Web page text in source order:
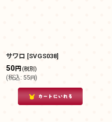
サワロ [SVGS038]
50円 (税別)
(税込: 55円)